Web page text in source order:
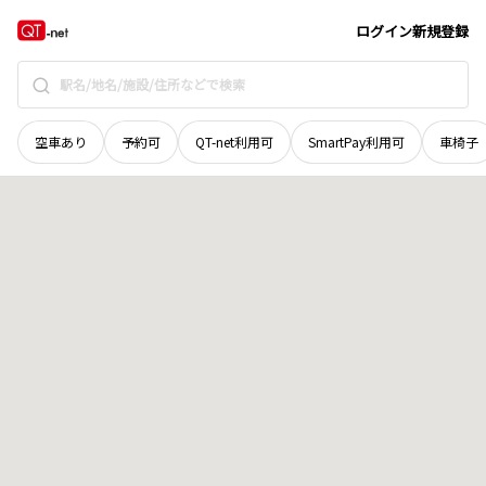
ログイン新規登録
空車あり 予約可 QT-net利用可 SmartPay利用可 車椅子
栃木県